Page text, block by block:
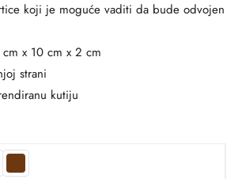
koji je moguće vaditi da bude odvojen
x 10 cm x 2 cm
strani
kutiju